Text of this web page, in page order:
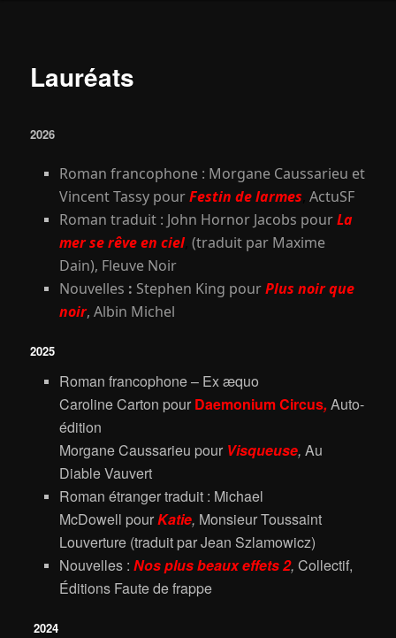
Lauréats
2026
Roman francophone : Morgane Caussarieu et
Vincent Tassy pourFestin de larmes ActuSF
Roman traduit : John Hornor Jacobs pour La
mer se rêve en ciel, (traduit par Maxime
Dain), FleuveNoir
Nouvelles : Stephen King pour Plus noir que
noir, Albin Michel
2025
Roman francophone – Ex æquo
Caroline Carton pour Daemonium Circus,Auto-
édition
Morgane Caussarieu pour Visqueuse, Au
Diable Vauvert
Roman étranger traduit : Michael
McDowell pourKatie, Monsieur Toussaint
Louverture (traduit par Jean Szlamowicz)
Nouvelles : Nos plus beaux effets 2, Collectif,
Éditions Faute de frappe
2024